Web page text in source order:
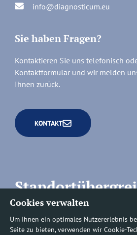
Cookies verwalten
Um Ihnen ein optimales Nutzererlebnis
Seite zu bieten, verwenden wir Cookie-
info@diagnosticum.eu
Sie haben Fragen?
Kontaktieren Sie uns telefonisch
Kontaktformular und wir melden
Ihnen zurück.
KONTAKT
Rufnummern